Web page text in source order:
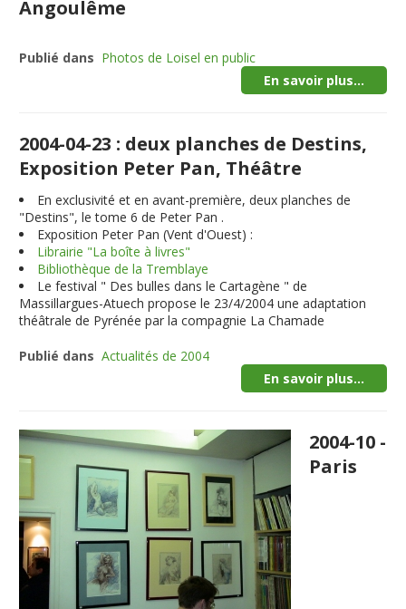
Angoulême
Publié dans Photos de Loisel en public
En savoir plus...
2004-04-23 : deux planches de Destins,
Exposition Peter Pan, Théâtre
En exclusivité et en avant-première,deux planches de
"Destins", le tome 6 de Peter Pan .
Exposition Peter Pan (Vent d'Ouest) :
Librairie "La boîte à livres"
Bibliothèque de la Tremblaye
Le festival " Des bulles dans le Cartagène " de
Massillargues-Atuech propose le 23/4/2004 une adaptation
théâtrale de Pyrénée par la compagnie La Chamade
Publié dans Actualités de 2004
En savoir plus...
2004-10 -
Paris